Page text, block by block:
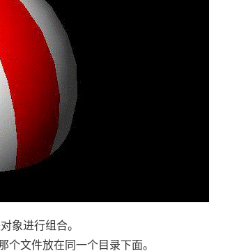
象进行组合。
个文件放在同一个目录下面。